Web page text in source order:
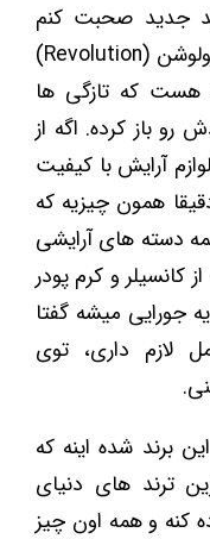
جدید صحبت کنم
باهاتون که خیلی سر و صدا کرده. رولوشن (Revolution)
هست که تازگی ها
باز کرده. اگه از
آرایش با کیفیت
همون چیزیه که
دسته ‌های آرایشی
کانسیلر و کرم پودر
جورایی میشه گفتا
لازم داری، توی
برند شده اینه که
ترند های دنیای
کنه و همه اون چیز